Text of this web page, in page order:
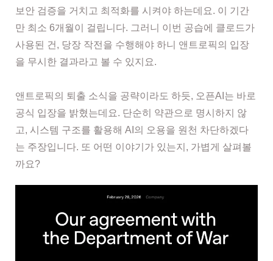
보안 검증을 거치고 최적화를 시켜야 하는데요. 이 기간
만 최소 6개월이 걸립니다. 그러니 이번 공습에 클로드가
사용된 건, 당장 작전을 수행해야 하니 앤트로픽의 입장
을 무시한 결과라고 볼 수 있지요.
앤트로픽의 퇴출 소식을 공략이라도 하듯, 오픈AI는 바로
공식 입장을 밝혔는데요. 단순히 약관으로 명시하지 않
고, 시스템 구조를 활용해 AI의 오용을 원천 차단하겠다
는 주장입니다. 또 어떤 이야기가 있는지, 가볍게 살펴볼
까요?